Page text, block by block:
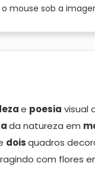
o mouse sob a
e poesia visual
da natureza em
doisquadros
com flores